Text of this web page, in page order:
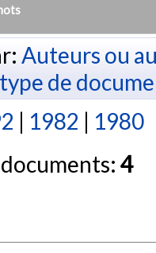
Auteurs ou
type de
| 1982 | 1980
4